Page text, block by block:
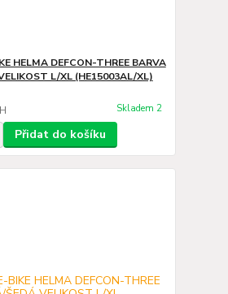
HELMA DEFCON-THREE BARVA
L/XL (HE15003AL/XL)
Skladem 2
Přidat do košíku